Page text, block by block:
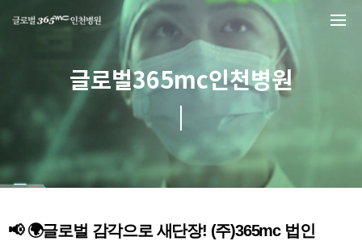
글로벌365mc인천병원
📢 🌍글로벌 감각으로 새단장! (주)365mc 법인